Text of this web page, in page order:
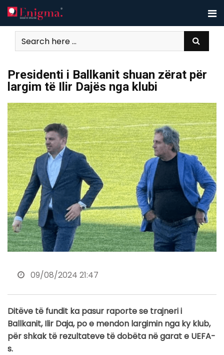
Skip
to
content
Presidenti i Ballkanit shuan zërat për
largim të Ilir Dajës nga klubi
09/08/2024 21:47
Ditëve të fundit ka pasur raporte se trajneri i
Ballkanit, Ilir Daja, po e mendon largimin nga ky klub,
për shkak të rezultateve të dobëta në garat e UEFA-
s.